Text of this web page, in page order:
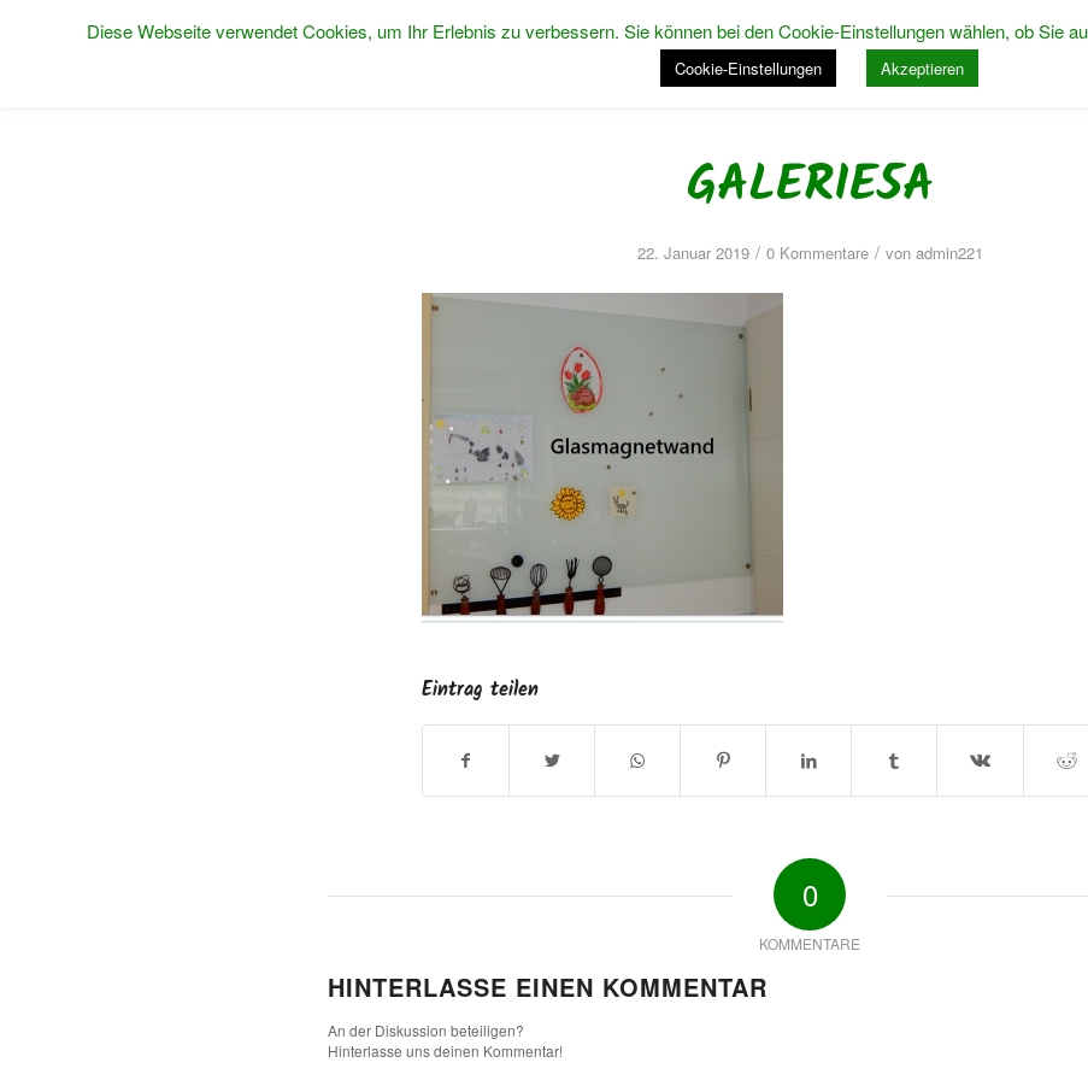
STARTSEITE
GALERIE5A
22. Januar 2019 / 0 Kommentare / von admin221
Eintrag teilen
0
KOMMENTARE
HINTERLASSE EINEN KOMMENTAR
An der Diskussion beteiligen?
Hinterlasse uns deinen Kommentar!
Diese Webseite verwendet Cookies, um Ihr Erlebnis zu verbessern. Sie können bei den Cookie-Einstellungen wählen, ob Sie
Cookie-Einstellungen Akzeptieren